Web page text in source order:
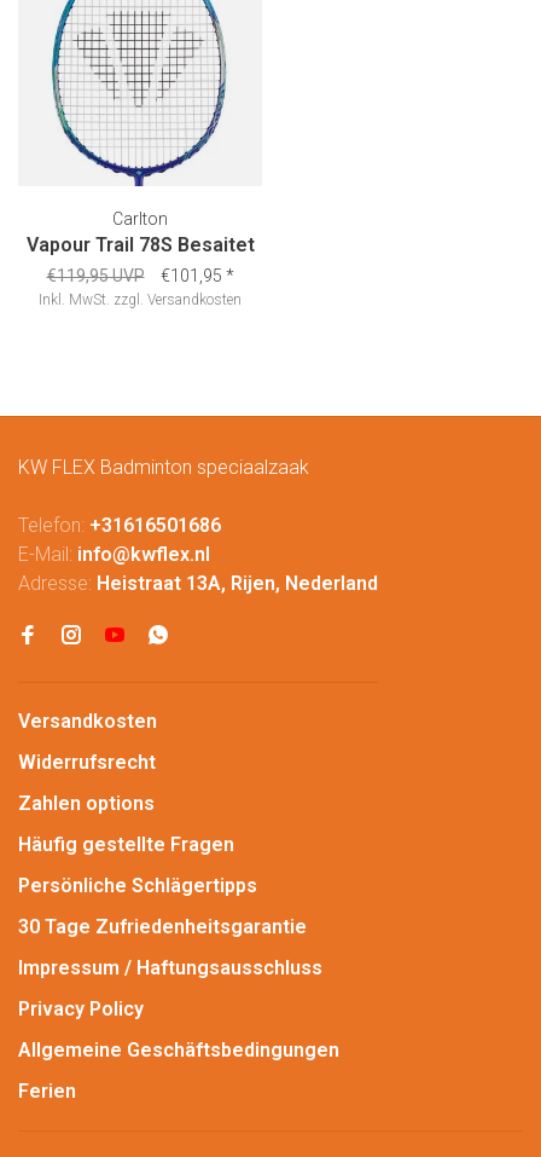
Carlton
Vapour Trail 78S Besaitet
€119,95 UVP €101,95 *
Inkl. MwSt. zzgl. Versandkosten
KW FLEX Badminton speciaalzaak
Telefon: +31616501686
E-Mail: info@kwflex.nl
Adresse: Heistraat 13A, Rijen, Nederland
Versandkosten
Widerrufsrecht
Zahlen options
Häufig gestellte Fragen
Persönliche Schlägertipps
30 Tage Zufriedenheitsgarantie
Impressum / Haftungsausschluss
Privacy Policy
Allgemeine Geschäftsbedingungen
Ferien